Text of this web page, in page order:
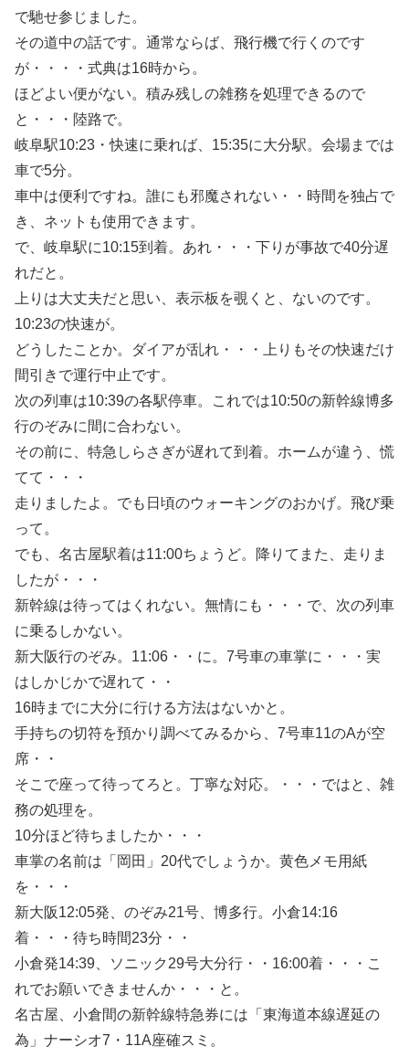
で馳せ参じました。
その道中の話です。通常ならば、飛行機で行くのです
が・・・・式典は16時から。
ほどよい便がない。積み残しの雑務を処理できるので
と・・・陸路で。
岐阜駅10:23・快速に乗れば、15:35に大分駅。会場までは
車で5分。
車中は便利ですね。誰にも邪魔されない・・時間を独占で
き、ネットも使用できます。
で、岐阜駅に10:15到着。あれ・・・下りが事故で40分遅
れだと。
上りは大丈夫だと思い、表示板を覗くと、ないのです。
10:23の快速が。
どうしたことか。ダイアが乱れ・・・上りもその快速だけ
間引きで運行中止です。
次の列車は10:39の各駅停車。これでは10:50の新幹線博多
行のぞみに間に合わない。
その前に、特急しらさぎが遅れて到着。ホームが違う、慌
てて・・・
走りましたよ。でも日頃のウォーキングのおかげ。飛び乗
って。
でも、名古屋駅着は11:00ちょうど。降りてまた、走りま
したが・・・
新幹線は待ってはくれない。無情にも・・・で、次の列車
に乗るしかない。
新大阪行のぞみ。11:06・・に。7号車の車掌に・・・実
はしかじかで遅れて・・
16時までに大分に行ける方法はないかと。
手持ちの切符を預かり調べてみるから、7号車11のAが空
席・・
そこで座って待ってろと。丁寧な対応。・・・ではと、雑
務の処理を。
10分ほど待ちましたか・・・
車掌の名前は「岡田」20代でしょうか。黄色メモ用紙
を・・・
新大阪12:05発、のぞみ21号、博多行。小倉14:16
着・・・待ち時間23分・・
小倉発14:39、ソニック29号大分行・・16:00着・・・こ
れでお願いできませんか・・・と。
名古屋、小倉間の新幹線特急券には「東海道本線遅延の
為」ナーシオ7・11A座確スミ。